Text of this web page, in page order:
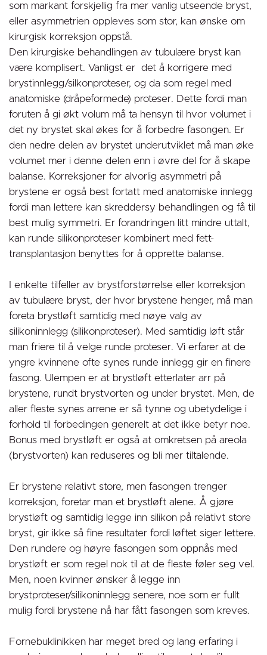
som markant forskjellig fra mer vanlig utseende bryst,
eller asymmetrien oppleves som stor, kan ønske om
kirurgisk korreksjon oppstå.
Den kirurgiske behandlingen av tubulære bryst kan
være komplisert. Vanligst er det å korrigere med
brystinnlegg/silkonproteser, og da som regel med
anatomiske (dråpeformede) proteser. Dette fordi man
foruten å gi økt volum må ta hensyn til hvor volumet i
det ny brystet skal økes for å forbedre fasongen. Er
den nedre delen av brystet underutviklet må man øke
volumet mer i denne delen enn i øvre del for å skape
balanse. Korreksjoner for alvorlig asymmetri på
brystene er også best fortatt med anatomiske innlegg
fordi man lettere kan skreddersy behandlingen og få til
best mulig symmetri. Er forandringen litt mindre uttalt,
kan runde silikonproteser kombinert med fett-
transplantasjon benyttes for å opprette balanse.
I enkelte tilfeller av brystforstørrelse eller korreksjon
av tubulære bryst, der hvor brystene henger, må man
foreta brystløft samtidig med nøye valg av
silikoninnlegg (silikonproteser). Med samtidig løft står
man friere til å velge runde proteser. Vi erfarer at de
yngre kvinnene ofte synes runde innlegg gir en finere
fasong. Ulempen er at brystløft etterlater arr på
brystene, rundt brystvorten og under brystet. Men, de
aller fleste synes arrene er så tynne og ubetydelige i
forhold til forbedingen generelt at det ikke betyr noe.
Bonus med brystløft er også at omkretsen på areola
(brystvorten) kan reduseres og bli mer tiltalende.
Er brystene relativt store, men fasongen trenger
korreksjon, foretar man et brystløft alene. Å gjøre
brystløft og samtidig legge inn silikon på relativt store
bryst, gir ikke så fine resultater fordi løftet siger lettere.
Den rundere og høyre fasongen som oppnås med
brystløft er som regel nok til at de fleste føler seg vel.
Men, noen kvinner ønsker å legge inn
brystproteser/silikoninnlegg senere, noe som er fullt
mulig fordi brystene nå har fått fasongen som kreves.
Fornebuklinikken har meget bred og lang erfaring i